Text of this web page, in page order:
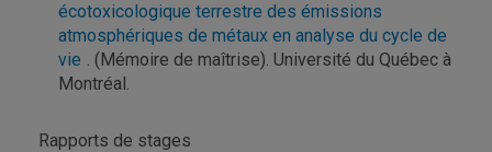
écotoxicologique terrestre des émissions
atmosphériques de métaux en analyse du cycle de
vie . (Mémoire de maîtrise). Université du Québec à
Montréal.
Rapports de stages